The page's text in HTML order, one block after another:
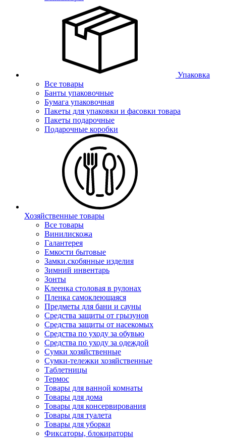
Упаковка
Все товары
Банты упаковочные
Бумага упаковочная
Пакеты для упаковки и фасовки товара
Пакеты подарочные
Подарочные коробки
Хозяйственные товары
Все товары
Винилискожа
Галантерея
Емкости бытовые
Замки.скобянные изделия
Зимний инвентарь
Зонты
Клеенка столовая в рулонах
Пленка самоклеющаяся
Предметы для бани и сауны
Средства защиты от грызунов
Средства защиты от насекомых
Средства по уходу за обувью
Средства по уходу за одеждой
Сумки хозяйственные
Сумки-тележки хозяйственные
Таблетницы
Термос
Товары для ванной комнаты
Товары для дома
Товары для консервирования
Товары для туалета
Товары для уборки
Фиксаторы, блокираторы